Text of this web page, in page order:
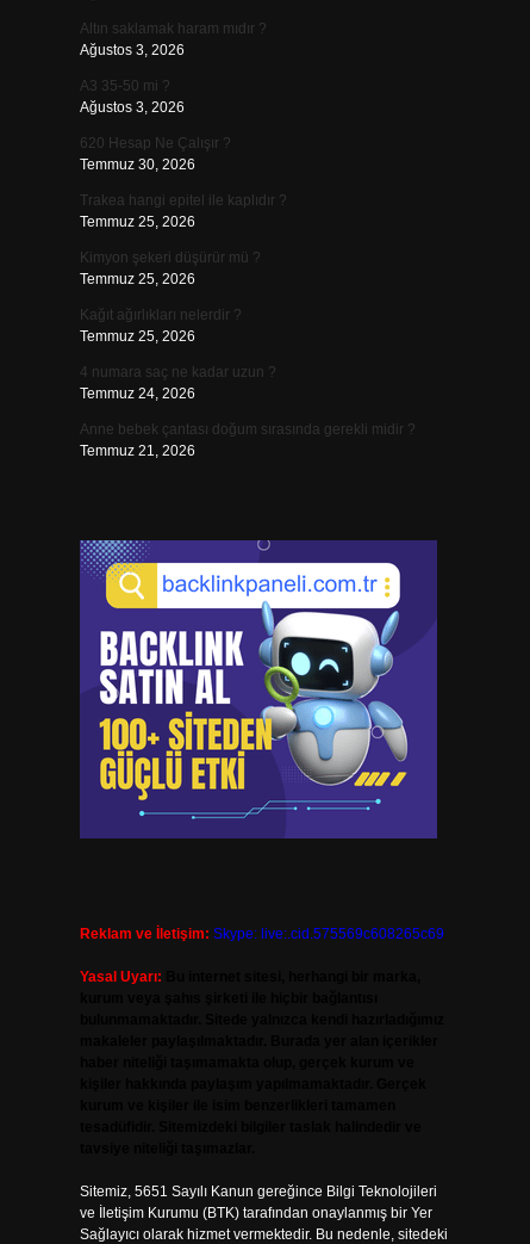
Altın saklamak haram mıdır ?
Ağustos 3, 2026
A3 35-50 mi ?
Ağustos 3, 2026
620 Hesap Ne Çalışır ?
Temmuz 30, 2026
Trakea hangi epitel ile kaplıdır ?
Temmuz 25, 2026
Kimyon şekeri düşürür mü ?
Temmuz 25, 2026
Kağıt ağırlıkları nelerdir ?
Temmuz 25, 2026
4 numara saç ne kadar uzun ?
Temmuz 24, 2026
Anne bebek çantası doğum sırasında gerekli midir ?
Temmuz 21, 2026
Reklam ve İletişim: Skype: live:.cid.575569c608265c69
Yasal Uyarı:
Sitemiz, 5651 Sayılı Kanun gereğince Bilgi Teknolojileri
ve İletişim Kurumu (BTK) tarafından onaylanmış bir Yer
Sağlayıcı olarak hizmet vermektedir. Bu nedenle, sitedeki